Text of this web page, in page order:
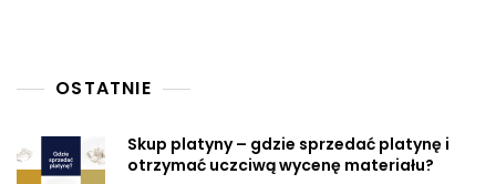
OSTATNIE
Skup platyny – gdzie sprzedać platynę i
otrzymać uczciwą wycenę materiału?